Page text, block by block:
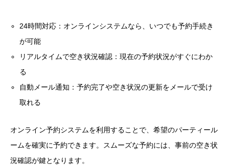
24時間対応：オンラインシステムなら、いつでも予約手続き
が可能
リアルタイムで空き状況確認：現在の予約状況がすぐにわか
る
自動メール通知：予約完了や空き状況の更新をメールで受け
取れる
オンライン予約システムを利用することで、希望のパーティール
ームを確実に予約できます。スムーズな予約には、事前の空き状
況確認が鍵となります。